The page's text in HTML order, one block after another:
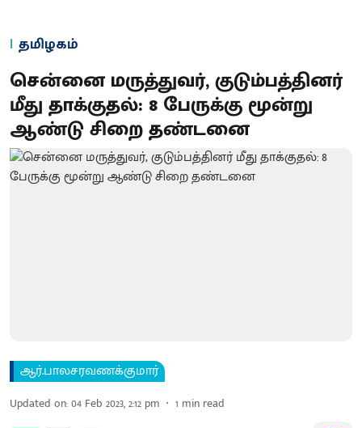
தமிழகம்
சென்னை மருத்துவர், குடும்பத்தினர்
மீது தாக்குதல்: 8 பேருக்கு மூன்று
ஆண்டு சிறை தண்டனை
ஆர்.பாலசரவணக்குமார்
Updated on:04 Feb 2023, 2:12 pm 1 min read